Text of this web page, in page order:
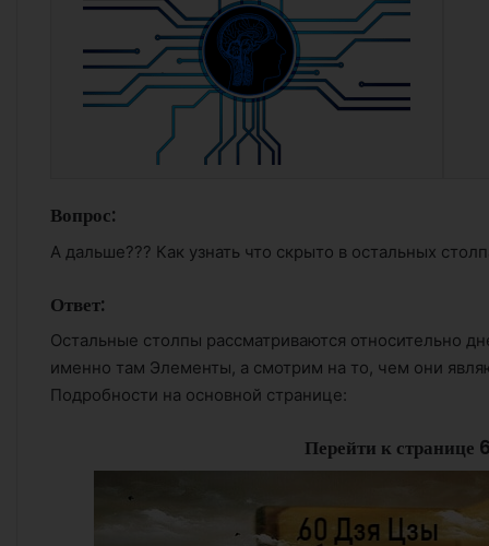
Вопрос:
А дальше??? Как узнать что скрыто в остальных
Ответ:
Остальные столпы рассматриваются относительно
именно там Элементы, а смотрим на то, чем они
Подробности на основной странице:
Перейти к странице